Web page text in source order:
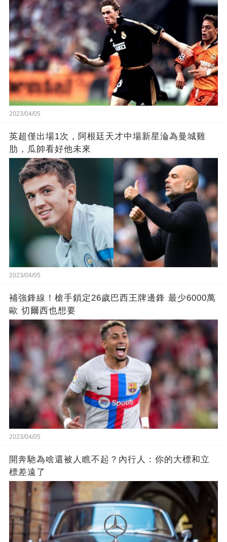
2023/04/05
英超僅出場1次，阿根廷天才中場新星淪為曼城雞
肋，瓜帥看好他未來
2023/04/05
補強鋒線！槍手鎖定26歲巴西王牌邊鋒 最少6000萬
歐 切爾西也想要
2023/04/05
開奔馳為啥還被人瞧不起？內行人：你的大標和立
標差遠了